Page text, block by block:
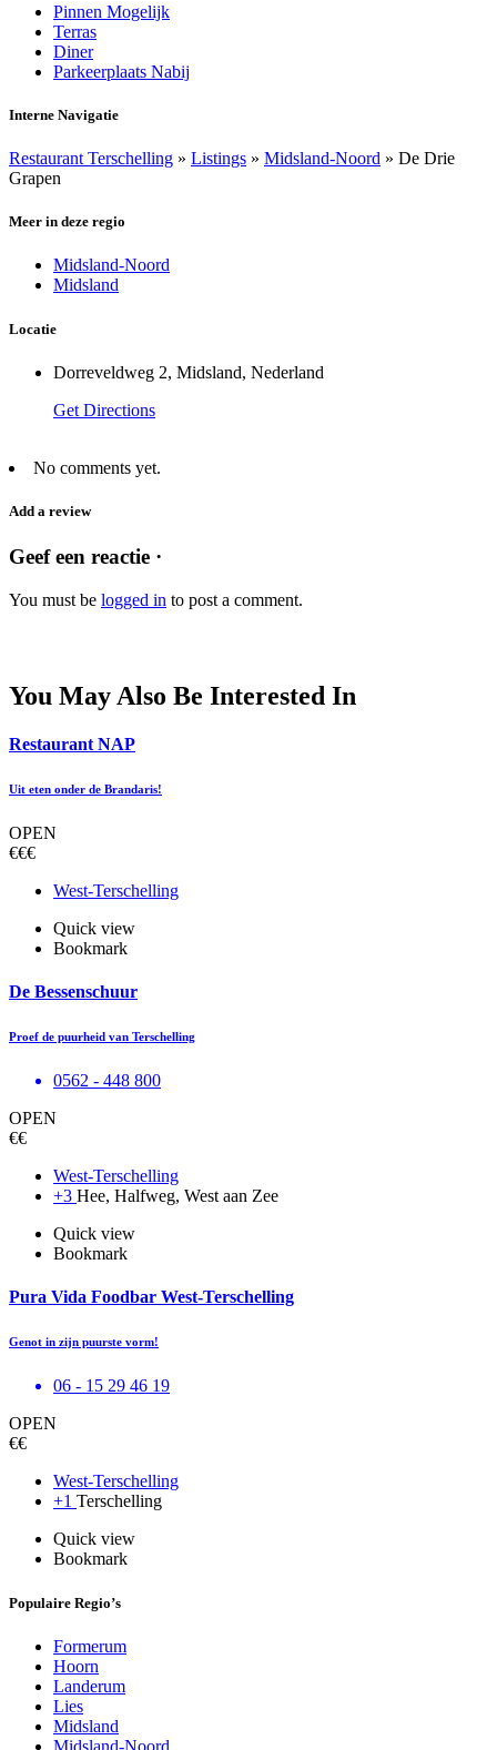
Pinnen Mogelijk
Terras
Diner
Parkeerplaats Nabij
Interne Navigatie
Restaurant Terschelling » Listings » Midsland-Noord » De Drie
Grapen
Meer in deze regio
Midsland-Noord
Midsland
Locatie
Dorreveldweg 2, Midsland, Nederland
Get Directions
No comments yet.
Add a review
Geef een reactie ·
You must be logged in to post a comment.
You May Also Be Interested In
Restaurant NAP
Uit eten onder de Brandaris!
OPEN
€€€
West-Terschelling
Quick view
Bookmark
De Bessenschuur
Proef de puurheid van Terschelling
0562 - 448 800
OPEN
€€
West-Terschelling
+3 Hee, Halfweg, West aan Zee
Quick view
Bookmark
Pura Vida Foodbar West-Terschelling
Genot in zijn puurste vorm!
06 - 15 29 46 19
OPEN
€€
West-Terschelling
+1 Terschelling
Quick view
Bookmark
Populaire Regio’s
Formerum
Hoorn
Landerum
Lies
Midsland
Midsland-Noord